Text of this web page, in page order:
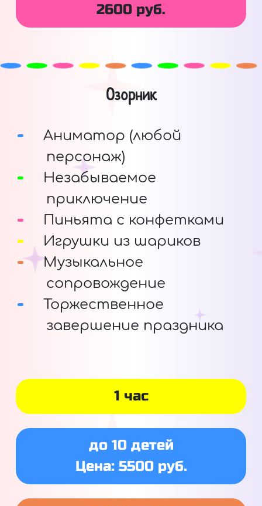
2600 руб.
Озорник
Аниматор (любой
персонаж)
Незабываемое
приключение
Пиньята с конфетками
Игрушки из шариков
Музыкальное
сопровождение
Торжественное
завершение праздника
1 час
до 10 детей
Цена: 5500 руб.